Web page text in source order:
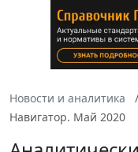
Новости и аналитика
Навигатор. Май 2020